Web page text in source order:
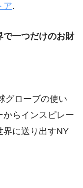
ア.
で一つだけのお財
グローブの使い
らインスピレー
界に送り出すNY